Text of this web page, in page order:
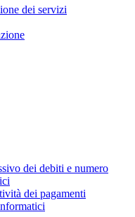
dei servizi
dei debiti e numero
dei pagamenti